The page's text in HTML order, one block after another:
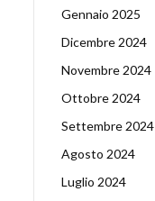
Gennaio 2025
Dicembre 2024
Novembre 2024
Ottobre 2024
Settembre 2024
Agosto 2024
Luglio 2024